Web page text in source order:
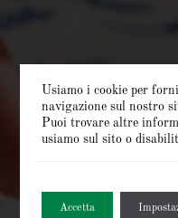
Usiamo i cookie per
navigazione sul nostro
Puoi trovare altre
usiamo sul sito o
Accetta